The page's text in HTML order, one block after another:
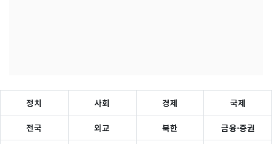
정치 사회 경제 국제
전국 외교 북한 금융·증권